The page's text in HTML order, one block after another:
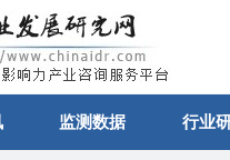
监测数据 行业